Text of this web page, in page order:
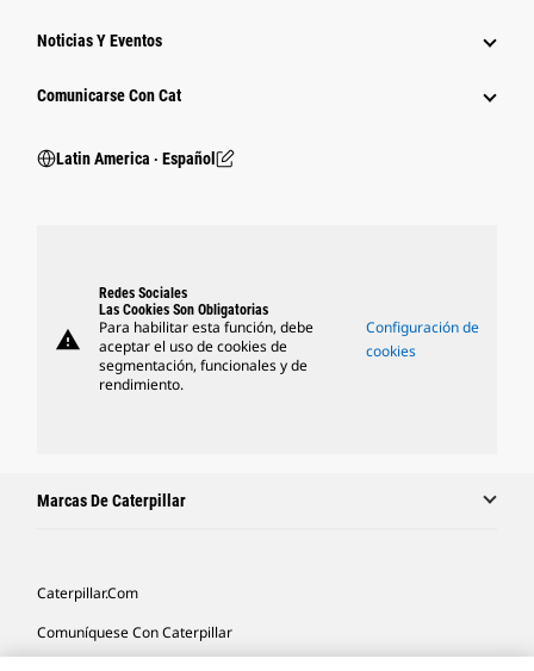
Noticias Y Eventos
Comunicarse Con Cat
Latin America ‧ Español
warning
Redes Sociales
Las Cookies Son Obligatorias
Para habilitar esta función, debe
aceptar el uso de cookies de
segmentación, funcionales y de
rendimiento.
Configuración de
cookies
Marcas De Caterpillar
Caterpillar.com
Comuníquese Con Caterpillar